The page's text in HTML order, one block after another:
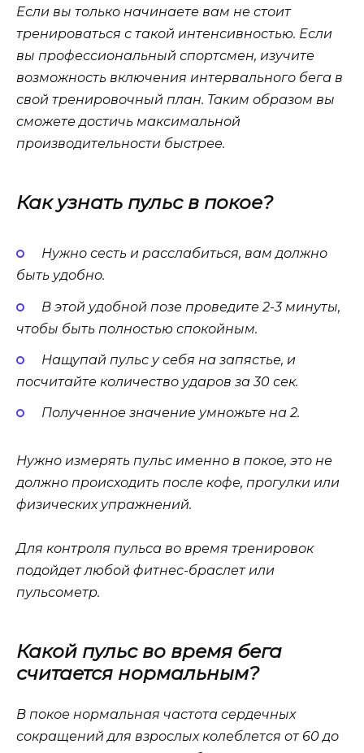
Если вы только начинаете вам не стоит
тренироваться с такой интенсивностью. Если
вы профессиональный спортсмен, изучите
возможность включения интервального бега в
свой тренировочный план. Таким образом вы
сможете достичь максимальной
производительности быстрее.
Как узнать пульс в покое?
Нужно сесть и расслабиться, вам должно
быть удобно.
В этой удобной позе проведите 2-3 минуты,
чтобы быть полностью спокойным.
Нащупай пульс у себя на запястье, и
посчитайте количество ударов за 30 сек.
Полученное значение умножьте на 2.
Нужно измерять пульс именно в покое, это не
должно происходить после кофе, прогулки или
физических упражнений.
Для контроля пульса во время тренировок
подойдет любой фитнес-браслет или
пульсометр.
Какой пульс во время бега
считается нормальным?
В покое нормальная частота сердечных
сокращений для взрослых колеблется от 60 до